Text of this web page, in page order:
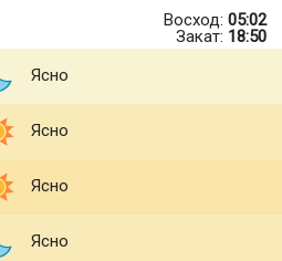
Восход: 05:02
Закат: 18:50
Ясно
Ясно
Ясно
Ясно